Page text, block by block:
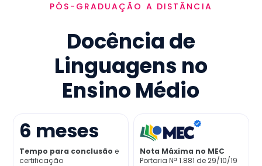
Ementa
Como funciona
Credenciamento MEC
Já sou aluno
PÓS-GRADUAÇÃO A DISTÂNCIA
Docência de
Linguagens no
Ensino Médio
6 meses
Tempo para conclusão e
certificação
Nota Máxima no MEC
Portaria Nª 1.881 de 29/10/19